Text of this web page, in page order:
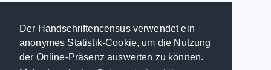
Der Handschriftencensus verwendet ein
anonymes Statistik-Cookie, um die Nutzung
der Online-Präsenz auswerten zu können.